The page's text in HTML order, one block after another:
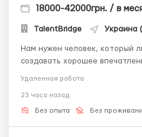
18000-42000грн. / в
TalentBridge Украина
Нам нужен человек, который
создавать хорошее
делать: • Общаться с
Отвечать на сообщения. •
возникающими вопросами. •
задания в рамках
Удаленная работа
23 часа назад
Без опыта Без